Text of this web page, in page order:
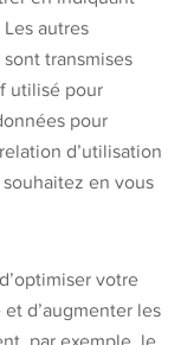
autres
transmises
utilisé pour
pour
d’utilisation
en vous
votre
d’augmenter les